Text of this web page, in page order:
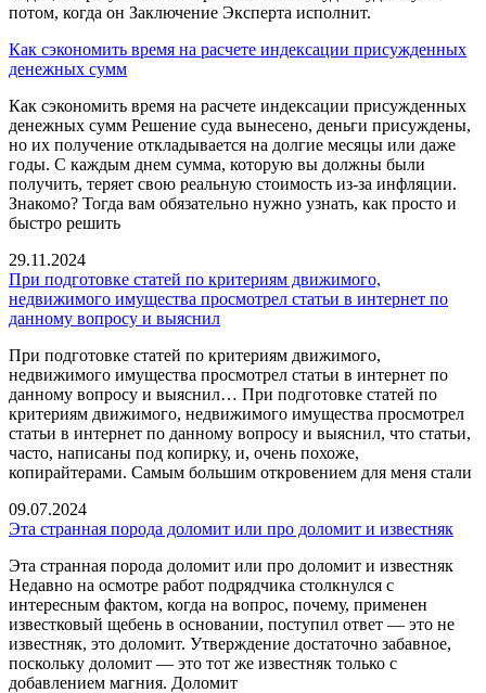
потом, когда он Заключение Эксперта исполнит.
Как сэкономить время на расчете индексации присужденных
денежных сумм
Как сэкономить время на расчете индексации присужденных
денежных сумм Решение суда вынесено, деньги присуждены,
но их получение откладывается на долгие месяцы или даже
годы. С каждым днем сумма, которую вы должны были
получить, теряет свою реальную стоимость из-за инфляции.
Знакомо? Тогда вам обязательно нужно узнать, как просто и
быстро решить
29.11.2024
При подготовке статей по критериям движимого,
недвижимого имущества просмотрел статьи в интернет по
данному вопросу и выяснил
При подготовке статей по критериям движимого,
недвижимого имущества просмотрел статьи в интернет по
данному вопросу и выяснил… При подготовке статей по
критериям движимого, недвижимого имущества просмотрел
статьи в интернет по данному вопросу и выяснил, что статьи,
часто, написаны под копирку, и, очень похоже,
копирайтерами. Самым большим откровением для меня стали
09.07.2024
Эта странная порода доломит или про доломит и известняк
Эта странная порода доломит или про доломит и известняк
Недавно на осмотре работ подрядчика столкнулся с
интересным фактом, когда на вопрос, почему, применен
известковый щебень в основании, поступил ответ — это не
известняк, это доломит. Утверждение достаточно забавное,
поскольку доломит — это тот же известняк только с
добавлением магния. Доломит